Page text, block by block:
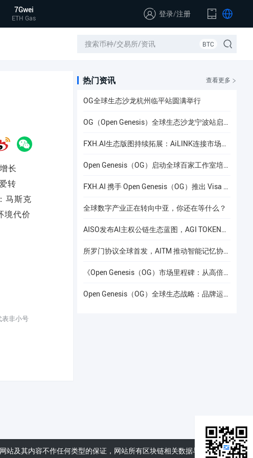
7Gwei
ETH Gas 登录/注册
BTC
长
转
马斯克
境代价
表非小号
热门资讯 查看更多
OG全球生态沙龙杭州临平站圆满举行
OG（Open Genesis）全球生态沙龙宁波站启幕，聚焦AI × Web3共识与应用落地
FXH.AI生态版图持续拓展：AiLINK连接市场数据、AI洞察与安全协作
Open Genesis（OG）启动全球百家工作室培养计划
FXH.AI 携手 Open Genesis（OG）推出 Visa 联名实体卡
全球数字产业正在转向中亚，你还在等什么？
AISO发布AI主权公链生态蓝图，AGI TOKEN计划于12月24日上线Gate.io
所罗门协议全球首发，AITM 推动智能记忆协议进入全球协作阶段
《Open Genesis（OG）市场里程碑：从高倍增长到共识流动性的价值重构》
Open Genesis（OG）全球生态战略：品牌运营赋能下的线下共识网络建设
及其内容不作任何类型的保证，网站所有区块链相关数据与资料仅供用